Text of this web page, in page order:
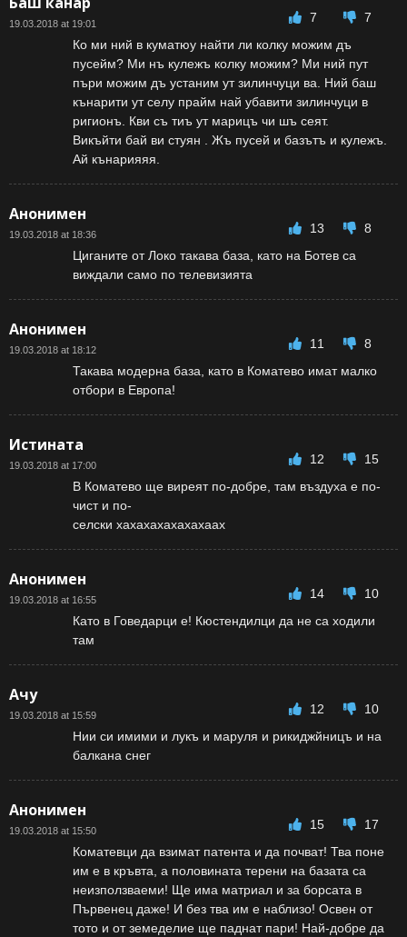
19.03.2018 at 19:01 7
7
Ко ми ний в куматюу найти ли колку можим дъ
пусейм? Ми нъ кулежъ колку можим? Ми ний пут
пъри можим дъ устаним ут зилинчуци ва. Ний баш
кънарити ут селу прайм най убавити зилинчуци в
ригионъ. Кви съ тиъ ут марицъ чи шъ сеят.
Викъйти бай ви стуян . Жъ пусей и базътъ и кулежъ.
Ай кънарияяя.
Анонимен
19.03.2018 at 18:36 13
8
Циганите от Локо такава база, като на Ботев са
виждали само по телевизията
Анонимен
19.03.2018 at 18:12 11
8
Такава модерна база, като в Коматево имат малко
отбори в Европа!
Истината
19.03.2018 at 17:00 12
15
В Коматево ще виреят по-добре, там въздуха е по-
чист и по-
селски хахахахахахахаах
Анонимен
19.03.2018 at 16:55 14
10
Като в Говедарци е! Кюстендилци да не са ходили
там
Ачу
19.03.2018 at 15:59 12
10
Нии си имими и лукъ и маруля и рикиджйницъ и на
балкана снег
Анонимен
19.03.2018 at 15:50 15
17
Коматевци да взимат патента и да почват! Тва поне
им е в кръвта, а половината терени на базата са
неизползваеми! Ще има матриал и за борсата в
Първенец даже! И без тва им е наблизо! Освен от
тото и от земеделие ще паднат пари! Най-добре да